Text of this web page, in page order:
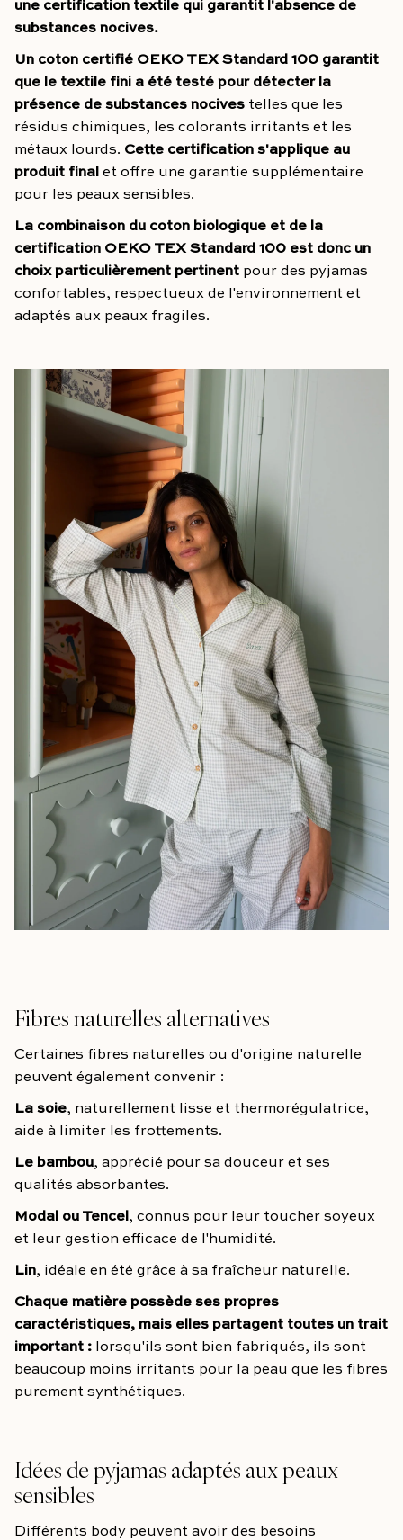
une certification textile qui garantit l'absence de
substances nocives.
Un coton certifié OEKO TEX Standard 100 garantit
que le textile fini a été testé pour détecter la
présence de substances nocives telles que les
résidus chimiques, les colorants irritants et les
métaux lourds. Cette certification s'applique au
produit final et offre une garantie supplémentaire
pour les peaux sensibles.
La combinaison du coton biologique et de la
certification OEKO TEX Standard 100 est donc un
choix particulièrement pertinent pour des pyjamas
confortables, respectueux de l'environnement et
adaptés aux peaux fragiles.
Fibres naturelles alternatives
Certaines fibres naturelles ou d'origine naturelle
peuvent également convenir :
La soie, naturellement lisse et thermorégulatrice,
aide à limiter les frottements.
Le bambou, apprécié pour sa douceur et ses
qualités absorbantes.
Modal ou Tencel, connus pour leur toucher soyeux
et leur gestion efficace de l'humidité.
Lin, idéale en été grâce à sa fraîcheur naturelle.
Chaque matière possède ses propres
caractéristiques, mais elles partagent toutes un trait
important : lorsqu'ils sont bien fabriqués, ils sont
beaucoup moins irritants pour la peau que les fibres
purement synthétiques.
Idées de pyjamas adaptés aux peaux
sensibles
Différents body peuvent avoir des besoins